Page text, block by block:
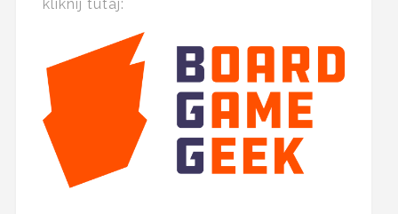
kliknij tutaj: